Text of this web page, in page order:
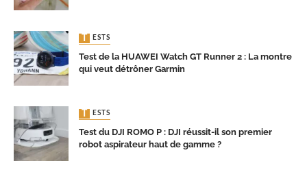
TESTS
Test de la HUAWEI Watch GT Runner 2 : La montre
qui veut détrôner Garmin
TESTS
Test du DJI ROMO P : DJI réussit-il son premier
robot aspirateur haut de gamme ?